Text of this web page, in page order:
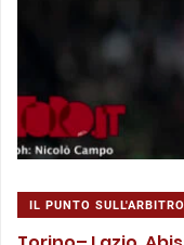
IL PUNTO SULL'ARBITRO